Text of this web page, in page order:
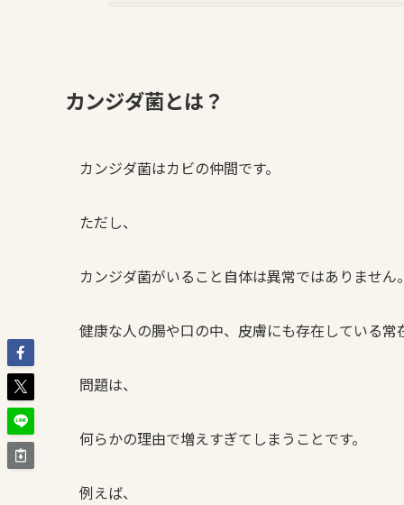
カンジダ菌とは？
カンジダ菌はカビの仲間です。
ただし、
カンジダ菌がいること自体は異常ではありません。
健康な人の腸や口の中、皮膚にも存在している常
問題は、
何らかの理由で増えすぎてしまうことです。
例えば、